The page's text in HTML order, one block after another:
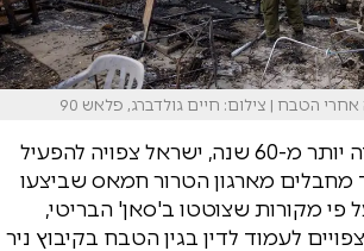
הטבח | צילום: חיים גולדברג, פלאש 90
בפעם הראשונה מזה יותר מ-60 שנה, ישראל צפויה להפעיל
מחבלים מארגון הטרור חמאס שביצעו
פי מקורות שצוטטו ב'סאן' הבריטי,
צפויים לעמוד לדין בגין הטבח בקיבוץ ניר